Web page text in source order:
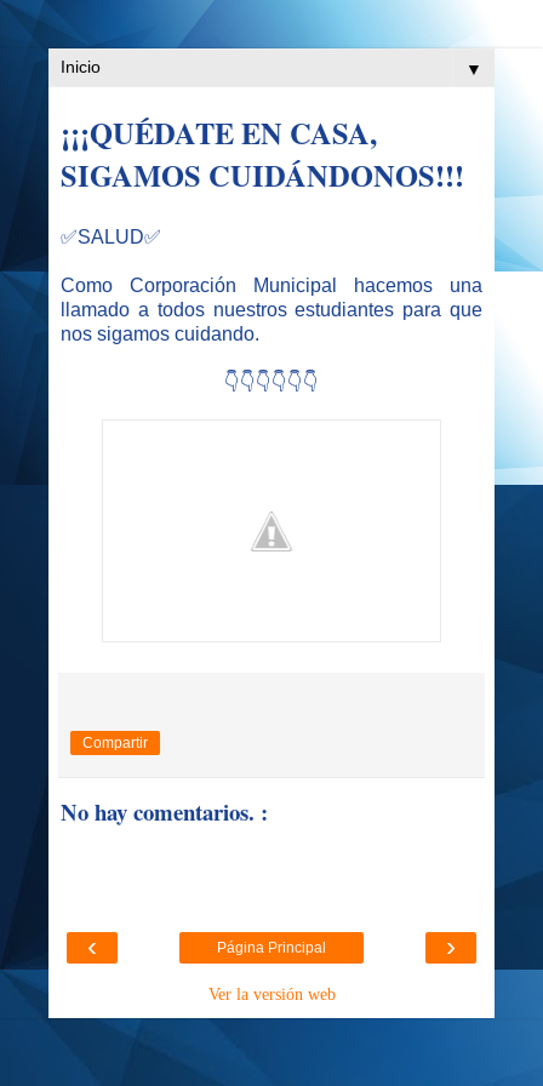
▼
¡¡¡QUÉDATE EN CASA,
SIGAMOS CUIDÁNDONOS!!!
✅SALUD✅
Como Corporación Municipal hacemos una
llamado a todos nuestros estudiantes para que
nos sigamos cuidando.
👇👇👇👇👇👇
Compartir
No hay comentarios. :
‹ ›
Página Principal
Ver la versión web